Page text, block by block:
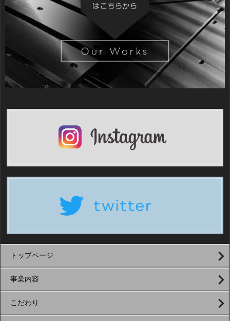
トップページ
事業内容
こだわり